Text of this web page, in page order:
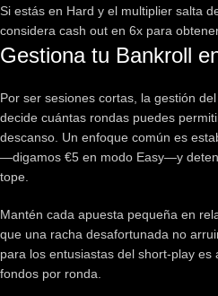
Si estás en Hard y el multiplier salta
considera cash out en 6x para
Gestiona tu Bankroll
Por ser sesiones cortas, la gestión
decide cuántas rondas puedes
descanso. Un enfoque común es
—digamos €5 en modo Easy—y
tope.
Mantén cada apuesta pequeña en
que una racha desafortunada no
para los entusiastas del short‑play
fondos por ronda.